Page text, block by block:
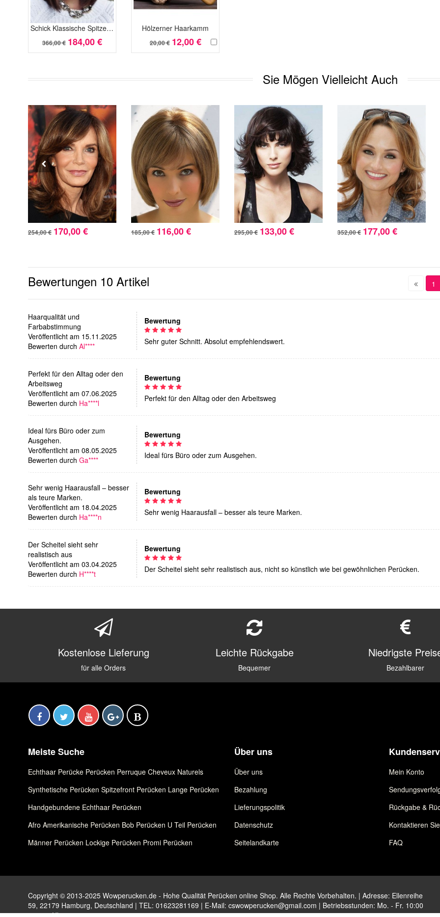
Schick Klassische Spitzefront Gerade Echthaar Perücke
366,00 € 184,00 €
Hölzerner Haarkamm
20,00 € 12,00 €
Sie Mögen Vielleicht Auch
254,00 € 170,00 € 185,00 € 116,00 € 295,00 € 133,00 € 352,00 € 177,00 €
Bewertungen 10 Artikel 1
Haarqualität und
Farbabstimmung
Veröffentlicht am 15.11.2025
Bewerten durch Al****
Bewertung
Sehr guter Schnitt. Absolut empfehlendswert.
Perfekt für den Alltag oder den
Arbeitsweg
Veröffentlicht am 07.06.2025
Bewerten durch Ha****l
Bewertung
Perfekt für den Alltag oder den Arbeitsweg
Ideal fürs Büro oder zum
Ausgehen.
Veröffentlicht am 08.05.2025
Bewerten durch Ga****
Bewertung
Ideal fürs Büro oder zum Ausgehen.
Sehr wenig Haarausfall – besser
als teure Marken.
Veröffentlicht am 18.04.2025
Bewerten durch Ha****n
Bewertung
Sehr wenig Haarausfall – besser als teure Marken.
Der Scheitel sieht sehr
realistisch aus
Veröffentlicht am 03.04.2025
Bewerten durch H****t
Bewertung
Der Scheitel sieht sehr realistisch aus, nicht so künstlich wie bei gewöhnlichen Perücken.
Kostenlose Lieferung
für alle Orders
Leichte Rückgabe
Bequemer
Niedrigste
Bezahlbarer
Meiste Suche
Echthaar Perücke Perücken Perruque Cheveux Naturels
Synthetische Perücken Spitzefront Perücken Lange Perücken
Handgebundene Echthaar Perücken
Afro Amerikanische Perücken Bob Perücken U Teil Perücken
Männer Perücken Lockige Perücken Promi Perücken
Über uns
Über uns
Bezahlung
Lieferungspolitik
Datenschutz
Seitelandkarte
Mein Konto
Rückgabe &
Kontaktieren
FAQ
Copyright © 2013-2025 Wowperucken.de - Hohe Qualität Perücken online Shop. Alle Rechte Vorbehalten. | Adresse: Ellenreihe
59, 22179 Hamburg, Deutschland | TEL: 01623281169 | E-Mail: cswowperucken@gmail.com | Betriebsstunden: Mo. - Fr. 10:00
- 17:00 Uhr